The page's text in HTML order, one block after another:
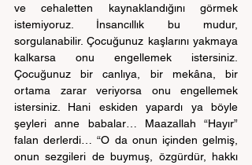
ve cehaletten kaynaklandığını görmek
istemiyoruz. İnsancıllık bu mudur,
sorgulanabilir. Çocuğunuz kaşlarını yakmaya
kalkarsa onu engellemek istersiniz.
Çocuğunuz bir canlıya, bir mekâna, bir
ortama zarar veriyorsa onu engellemek
istersiniz. Hani eskiden yapardı ya böyle
şeyleri anne babalar… Maazallah “Hayır”
falan derlerdi… “O da onun içinden gelmiş,
onun sezgileri de buymuş, özgürdür, hakkı